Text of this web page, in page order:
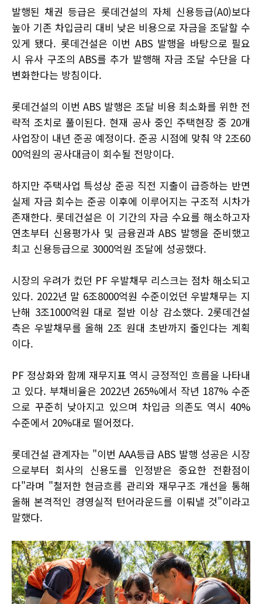
발행된 채권 등급은 롯데건설의 자체 신용등급(A0)보다
높아 기존 차입금리 대비 낮은 비용으로 자금을 조달할 수
있게 됐다. 롯데건설은 이번 ABS 발행을 바탕으로 필요
시 유사 구조의 ABS를 추가 발행해 자금 조달 수단을 다
변화한다는 방침이다.
롯데건설의 이번 ABS 발행은 조달 비용 최소화를 위한 전
략적 조치로 풀이된다. 현재 공사 중인 주택현장 중 20개
사업장이 내년 준공 예정이다. 준공 시점에 맞춰 약 2조60
00억원의 공사대금이 회수될 전망이다.
하지만 주택사업 특성상 준공 직전 지출이 급증하는 반면
실제 자금 회수는 준공 이후에 이루어지는 구조적 시차가
존재한다. 롯데건설은 이 기간의 자금 수요를 해소하고자
연초부터 신용평가사 및 금융권과 ABS 발행을 준비했고
최고 신용등급으로 3000억원 조달에 성공했다.
시장의 우려가 컸던 PF 우발채무 리스크는 점차 해소되고
있다. 2022년 말 6조8000억원 수준이었던 우발채무는 지
난해 3조1000억원 대로 절반 이상 감소했다. 2롯데건설
측은 우발채무를 올해 2조 원대 초반까지 줄인다는 계획
이다.
PF 정상화와 함께 재무지표 역시 긍정적인 흐름을 나타내
고 있다. 부채비율은 2022년 265%에서 작년 187% 수준
으로 꾸준히 낮아지고 있으며 차입금 의존도 역시 40%
수준에서 20%대로 떨어졌다.
롯데건설 관계자는 "이번 AAA등급 ABS 발행 성공은 시장
으로부터 회사의 신용도를 인정받은 중요한 전환점이
다"라며 "철저한 현금흐름 관리와 재무구조 개선을 통해
올해 본격적인 경영실적 턴어라운드를 이뤄낼 것"이라고
말했다.